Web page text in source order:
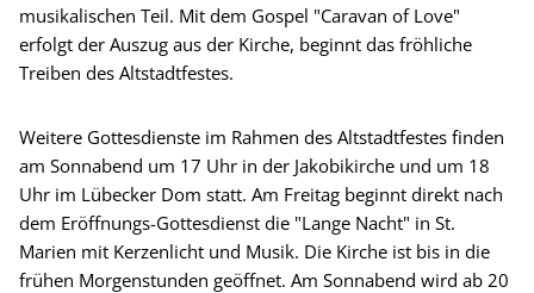
musikalischen Teil. Mit dem Gospel "Caravan of Love"
erfolgt der Auszug aus der Kirche, beginnt das fröhliche
Treiben des Altstadtfestes.
Weitere Gottesdienste im Rahmen des Altstadtfestes finden
am Sonnabend um 17 Uhr in der Jakobikirche und um 18
Uhr im Lübecker Dom statt. Am Freitag beginnt direkt nach
dem Eröffnungs-Gottesdienst die "Lange Nacht" in St.
Marien mit Kerzenlicht und Musik. Die Kirche ist bis in die
frühen Morgenstunden geöffnet. Am Sonnabend wird ab 20